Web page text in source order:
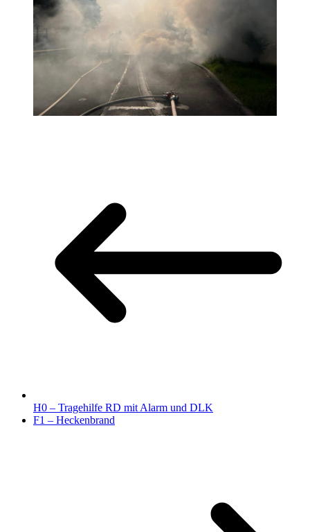
H0 – Tragehilfe RD mit Alarm und DLK
F1 – Heckenbrand